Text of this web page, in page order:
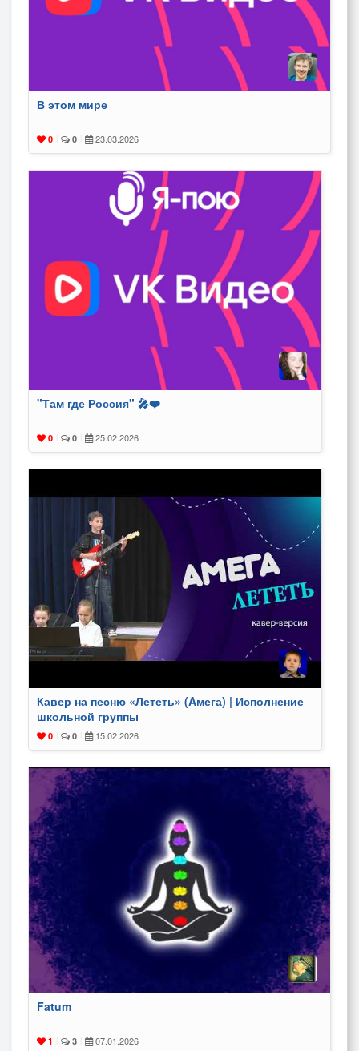
В этом мире
0 0 23.03.2026
"Там где Россия" 🎤❤️
0 0 25.02.2026
Кавер на песню «Лететь» (Aмега) | Исполнение
школьной группы
0 0 15.02.2026
Fatum
1 3 07.01.2026